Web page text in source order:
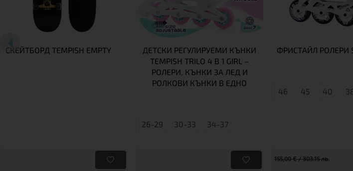
СКЕЙТБОРД TEMPISH EMPTY
ДЕТСКИ РЕГУЛИРУЕМИ КЪНКИ
TEMPISH TRILO 4 В 1 GIRL –
РОЛЕРИ, КЪНКИ ЗА ЛЕД И
РОЛКОВИ КЪНКИ В ЕДНО
26-29 30-33 34-37
ФРИСТАЙЛ РОЛЕРИ
46 45 40
155,00 € / 303.15 лв.